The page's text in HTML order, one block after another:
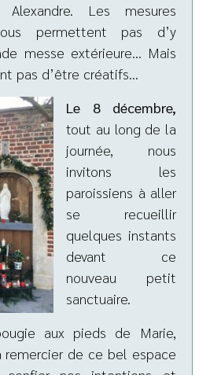
Les mesures
permettent pas d’y
messe extérieure… Mais
pas d’être créatifs…
Le 8 décembre,
tout au long de la
journée, nous
invitons les
paroissiens à aller
se recueillir
quelques instants
devant ce
nouveau petit
sanctuaire.
aux pieds de Marie,
remercier de ce bel espace